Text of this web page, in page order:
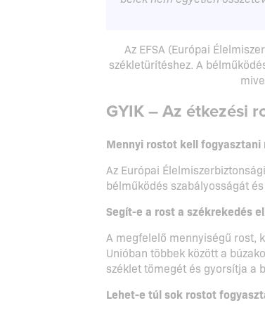
Az EFSA (Európai
székletürítéshez. A
GYIK – Az étkezési
Mennyi rostot kell fogyasztani
Az Európai
bélműködés szabályosságát
Segít-e a rost a székrekedés
A megfelelő mennyiségű rost,
Unióban többek között a
széklet tömegét és gyorsítja a
Lehet-e túl sok rostot